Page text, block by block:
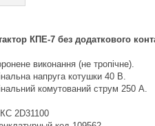
КПЕ-7 без додаткового
виконання (не тропічне).
напруга котушки 40 В.
комутований струм 250 А.
2D31100